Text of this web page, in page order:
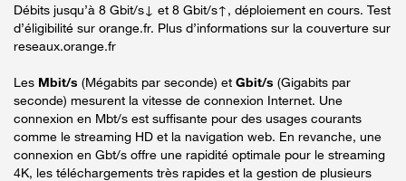
Débits jusqu’à 8 Gbit/s↓ et 8 Gbit/s↑, déploiement en cours. Test
d’éligibilité sur orange.fr. Plus d’informations sur la couverture sur
reseaux.orange.fr
Les Mbit/s (Mégabits par seconde) et Gbit/s (Gigabits par
seconde) mesurent la vitesse de connexion Internet. Une
connexion en Mbt/s est suffisante pour des usages courants
comme le streaming HD et la navigation web. En revanche, une
connexion en Gbt/s offre une rapidité optimale pour le streaming
4K, les téléchargements très rapides et la gestion de plusieurs